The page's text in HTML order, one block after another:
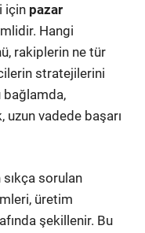
için pazar
Hangi
rakiplerin ne tür
stratejilerini
bağlamda,
vadede başarı
sorulan
üretim
şekillenir. Bu